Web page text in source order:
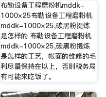
布勒设备工程磨粉机mddk-
1000×25布勒设备工程磨粉机
mddk-1000×25,碳黑粉提炼
是怎样的 布勒设备工程磨粉机
mddk-1000×25,碳黑粉提炼
是怎样的工艺，帐面的维修的毛
利尽量保持在以上，否则税务局
有可能来吃饭了。